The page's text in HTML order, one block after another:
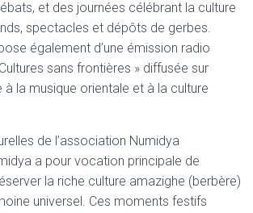
et des journées célébrant la culture
spectacles et dépôts de gerbes.
également d’une émission radio
sans frontières » diffusée sur
à la musique orientale et à la culture
de l’association Numidya
a pour vocation principale de
la riche culture amazighe (berbère)
universel. Ces moments festifs